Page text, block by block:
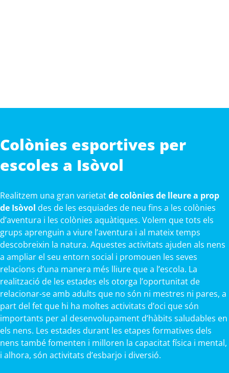
Colònies esportives per
escoles a Isòvol
Realitzem una gran varietatde colònies de lleure a prop
de Isòvol des de les esquiades de neu fins a les colònies
d’aventura i les colònies aquàtiques. Volem que tots els
grups aprenguin a viure l’aventura i al mateix temps
descobreixin la natura. Aquestes activitats ajuden als nens
a ampliar el seu entorn social i promouen les seves
relacions d’una manera més lliure que a l’escola. La
realització de les estades els otorga l’oportunitat de
relacionar-se amb adults que no són ni mestres ni pares, a
part del fet que hi ha moltes activitats d’oci que són
importants per al desenvolupament d’hàbits saludables en
els nens. Les estades durant les etapes formatives dels
nens també fomenten i milloren la capacitat física i mental,
i alhora, són activitats d’esbarjo i diversió.